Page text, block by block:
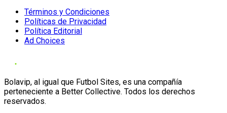
Términos y Condiciones
Políticas de Privacidad
Política Editorial
Ad Choices
Bolavip, al igual que Futbol Sites, es una compañía
perteneciente a Better Collective. Todos los derechos
reservados.